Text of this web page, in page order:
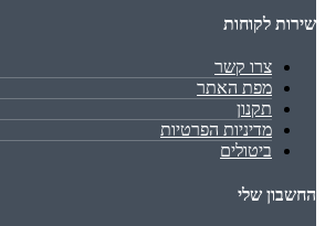
שירות לקוחות
צרו קשר
מפת האתר
תקנון
מדיניות הפרטיות
ביטולים
החשבון שלי